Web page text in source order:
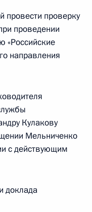
Федеральной
Александр
по приёму граждан
руководитель
проверку
проведении
«Российские
направления
Кулакову
Мельниченко
с действующим
доклада